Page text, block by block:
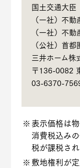
国土交通大
（一社）不
（一社）不
（公社）首
三井ホーム株
〒136-0082
03-6370-
表示価格は
消費税込み
税が課税され
敷地権利が